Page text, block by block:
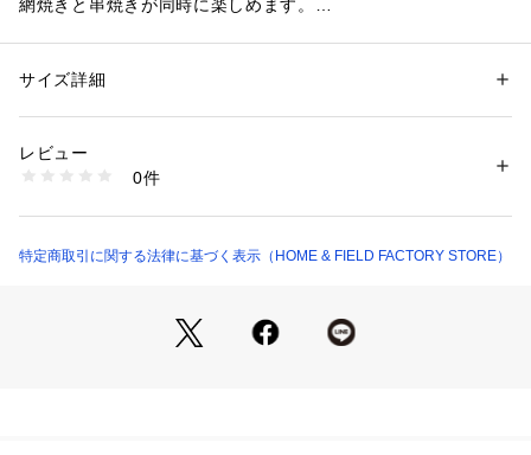
網焼きと串焼きが同時に楽しめます。
つぎたし簡単なスライド式炭入れ。
性別：レディース
プ・バーベキュー
バーベキュー網：鉄（クロムメッキ）
UG-0083 （ショップ）
サイズ詳細
レビュー
0件
特定商取引に関する法律に基づく表示（HOME & FIELD FACTORY STORE）